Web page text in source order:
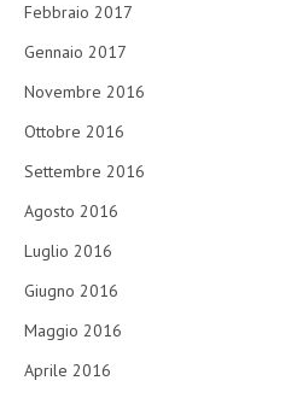
Febbraio 2017
Gennaio 2017
Novembre 2016
Ottobre 2016
Settembre 2016
Agosto 2016
Luglio 2016
Giugno 2016
Maggio 2016
Aprile 2016